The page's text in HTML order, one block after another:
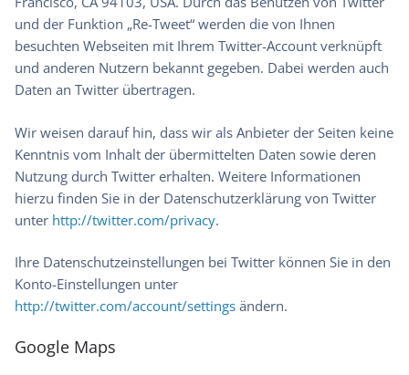
und der Funktion „Re-Tweet“ werden die von Ihnen
besuchten Webseiten mit Ihrem Twitter-Account verknüpft
und anderen Nutzern bekannt gegeben. Dabei werden auch
Daten an Twitter übertragen.
Wir weisen darauf hin, dass wir als Anbieter der Seiten keine
Kenntnis vom Inhalt der übermittelten Daten sowie deren
Nutzung durch Twitter erhalten. Weitere Informationen
hierzu finden Sie in der Datenschutzerklärung von Twitter
unter http://twitter.com/privacy.
Ihre Datenschutzeinstellungen bei Twitter können Sie in den
Konto-Einstellungen unter
http://twitter.com/account/settings ändern.
Google Maps